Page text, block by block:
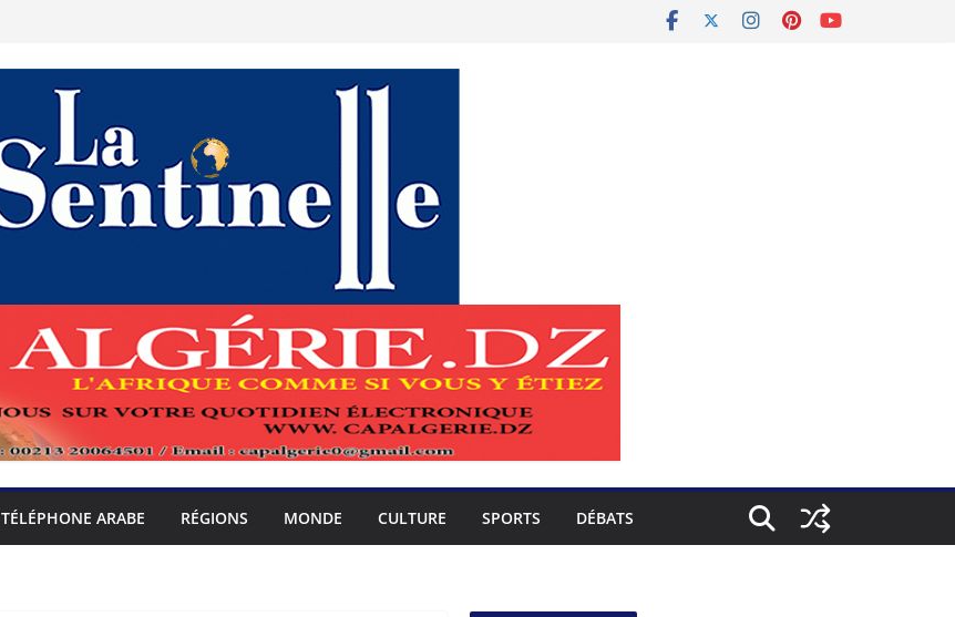
TÉLÉPHONE ARABE RÉGIONS MONDE CULTURE SPORTS DÉBATS